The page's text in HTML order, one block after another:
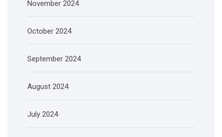
November 2024
October 2024
September 2024
August 2024
July 2024